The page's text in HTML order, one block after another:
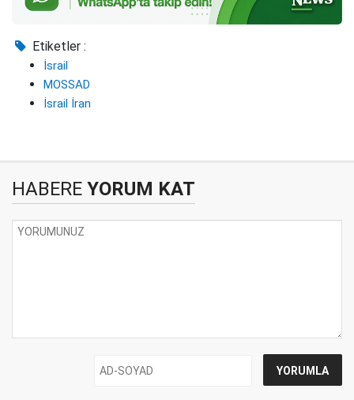
Etiketler :
İsrail
MOSSAD
İsrail İran
HABERE YORUM KAT